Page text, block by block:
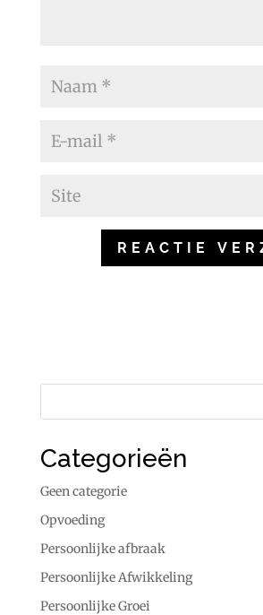
Categorieën
Geen categorie
Opvoeding
Persoonlijke afbraak
Persoonlijke Afwikkeling
Persoonlijke Groei